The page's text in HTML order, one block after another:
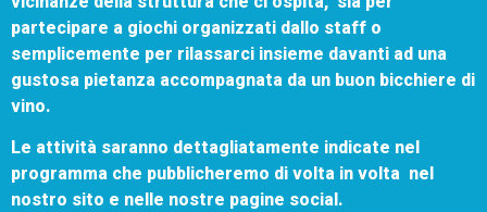
partecipare a giochi organizzati dallo staff o
semplicemente per rilassarci insieme davanti ad una
gustosa pietanza accompagnata da un buon bicchiere di
vino.
Le attività saranno dettagliatamente indicate nel
programma che pubblicheremo di volta in volta nel
nostro sito e nelle nostre pagine social.